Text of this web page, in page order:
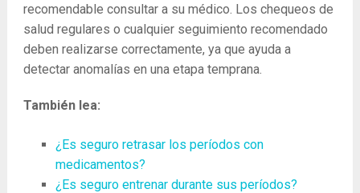
recomendable consultar a su médico. Los chequeos de
salud regulares o cualquier seguimiento recomendado
deben realizarse correctamente, ya que ayuda a
detectar anomalías en una etapa temprana.
También lea:
¿Es seguro retrasar los períodos con
medicamentos?
¿Es seguro entrenar durante sus períodos?